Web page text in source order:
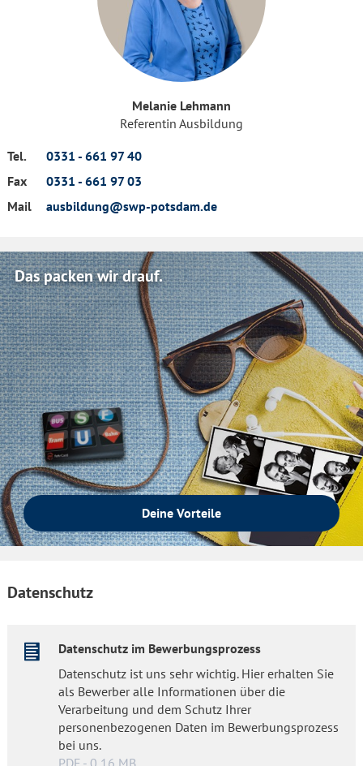
Melanie Lehmann
Referentin Ausbildung
Tel.
0331 - 661 97 40
Fax
0331 - 661 97 03
Mail
ausbildung@swp-potsdam.de
Das packen wir drauf.
Deine Vorteile
Datenschutz
Datenschutz im Bewerbungsprozess
Datenschutz ist uns sehr wichtig. Hier erhalten Sie
als Bewerber alle Informationen über die
Verarbeitung und dem Schutz Ihrer
personenbezogenen Daten im Bewerbungsprozess
bei uns.
PDF - 0,16 MB